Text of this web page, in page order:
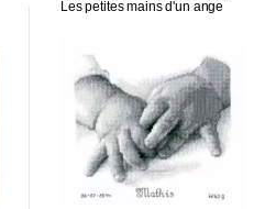
Les petites mains d'un ange